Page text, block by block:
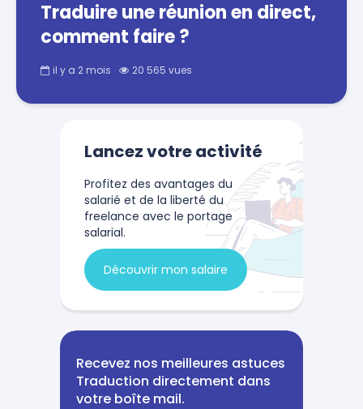
Traduire une réunion en direct,
comment faire ?
il y a 2 mois 20 565 vues
Lancez votre activité
Profitez des avantages du
salarié et de la liberté du
freelance avec le portage
salarial.
Découvrir mon salaire
Recevez nos meilleures astuces
Traduction directement dans
votre boîte mail.